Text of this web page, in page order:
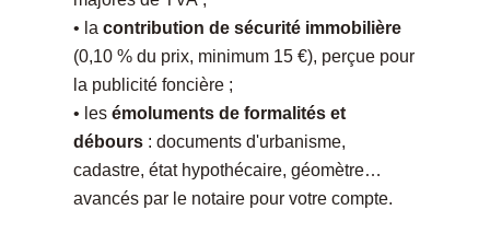
• la contribution de sécurité immobilière
(0,10 % du prix, minimum 15 €), perçue pour
la publicité foncière ;
• les émoluments de formalités et
débours : documents d'urbanisme,
cadastre, état hypothécaire, géomètre…
avancés par le notaire pour votre compte.